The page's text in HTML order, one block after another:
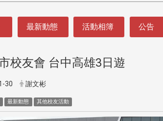
最新動態 活動相簿 公告
校友會 台中高雄3日遊
30 謝文彬
最新動態 其他校友活動